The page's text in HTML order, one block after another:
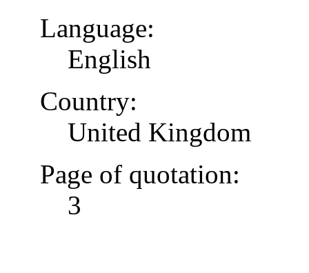
Language:
English
Country:
United Kingdom
Page of quotation:
3